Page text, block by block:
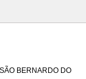
SÃO BERNARDO DO